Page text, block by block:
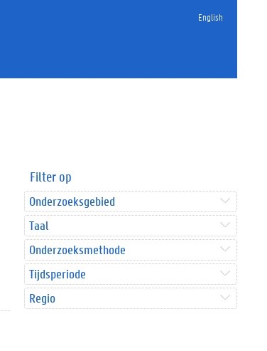
English
Filter op
Onderzoeksgebied
Taal
Onderzoeksmethode
Tijdsperiode
Regio